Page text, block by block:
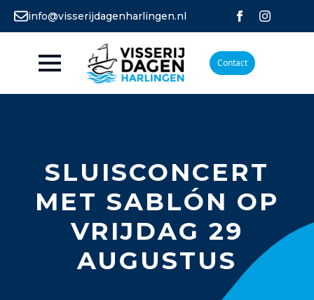
info@visserijdagenharlingen.nl
Contact
SLUISCONCERT
MET SABLÓN OP
VRIJDAG 29
AUGUSTUS